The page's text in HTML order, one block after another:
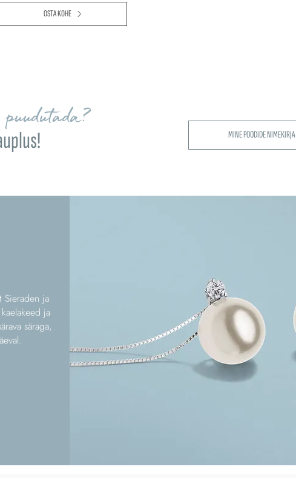
OSTA KOHE
MINE POODIDE NIMEKIRJA
Sieraden ja
ja
säraga,